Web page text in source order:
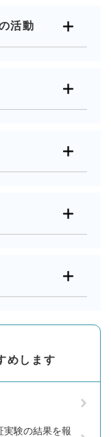
活動
めします
実験の結果を報